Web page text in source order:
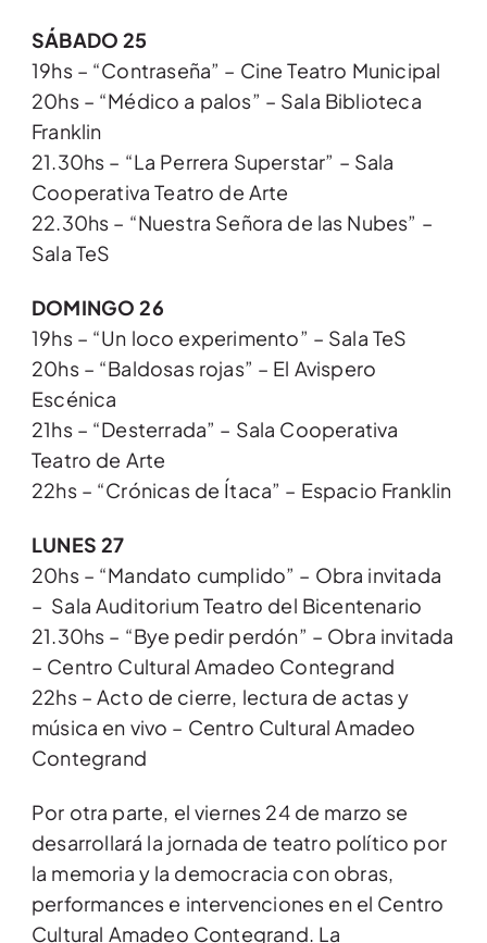
SÁBADO 25
19hs – “Contraseña” – Cine Teatro Municipal
20hs – “Médico a palos” – Sala Biblioteca
Franklin
21.30hs – “La Perrera Superstar” – Sala
Cooperativa Teatro de Arte
22.30hs – “Nuestra Señora de las Nubes” –
Sala TeS
DOMINGO 26
19hs – “Un loco experimento” – Sala TeS
20hs – “Baldosas rojas” – El Avispero
Escénica
21hs – “Desterrada” – Sala Cooperativa
Teatro de Arte
22hs – “Crónicas de Ítaca” – Espacio Franklin
LUNES 27
20hs – “Mandato cumplido” – Obra invitada
– Sala Auditorium Teatro del Bicentenario
21.30hs – “Bye pedir perdón” – Obra invitada
– Centro Cultural Amadeo Contegrand
22hs – Acto de cierre, lectura de actas y
música en vivo – Centro Cultural Amadeo
Contegrand
Por otra parte, el viernes 24 de marzo se
desarrollará la jornada de teatro político por
la memoria y la democracia con obras,
performances e intervenciones en el Centro
Cultural Amadeo Contegrand. La